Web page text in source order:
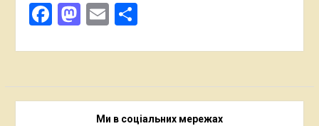
Facebook
Mastodon
Email
Ми в соціальних мережах